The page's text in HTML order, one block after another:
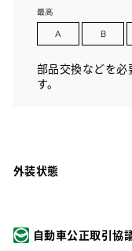
部品交換などを
す。
外装状態
自動車公正取引協